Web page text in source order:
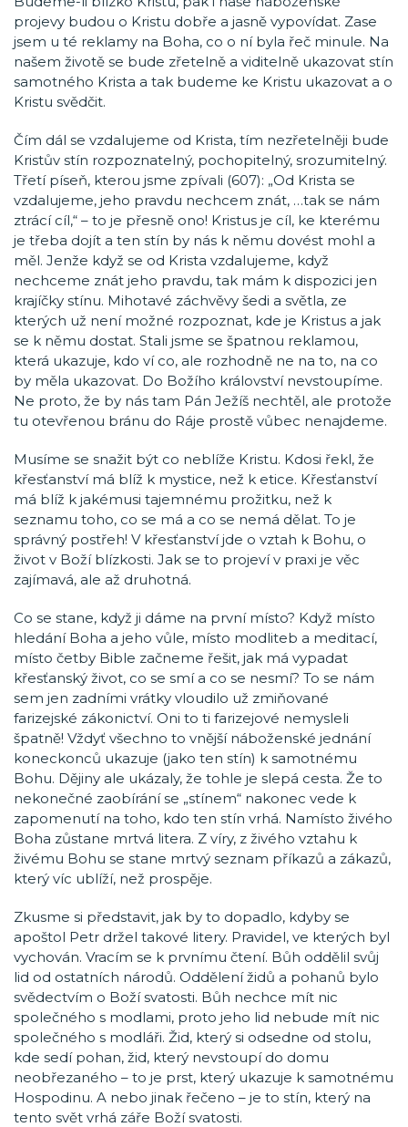
projevy budou o Kristu dobře a jasně vypovídat. Zase
jsem u té reklamy na Boha, co o ní byla řeč minule. Na
našem životě se bude zřetelně a viditelně ukazovat stín
samotného Krista a tak budeme ke Kristu ukazovat a o
Kristu svědčit.
Čím dál se vzdalujeme od Krista, tím nezřetelněji bude
Kristův stín rozpoznatelný, pochopitelný, srozumitelný.
Třetí píseň, kterou jsme zpívali (607): „Od Krista se
vzdalujeme, jeho pravdu nechcem znát, …tak se nám
ztrácí cíl,“ – to je přesně ono! Kristus je cíl, ke kterému
je třeba dojít a ten stín by nás k němu dovést mohl a
měl. Jenže když se od Krista vzdalujeme, když
nechceme znát jeho pravdu, tak mám k dispozici jen
krajíčky stínu. Mihotavé záchvěvy šedi a světla, ze
kterých už není možné rozpoznat, kde je Kristus a jak
se k němu dostat. Stali jsme se špatnou reklamou,
která ukazuje, kdo ví co, ale rozhodně ne na to, na co
by měla ukazovat. Do Božího království nevstoupíme.
Ne proto, že by nás tam Pán Ježíš nechtěl, ale protože
tu otevřenou bránu do Ráje prostě vůbec nenajdeme.
Musíme se snažit být co neblíže Kristu. Kdosi řekl, že
křesťanství má blíž k mystice, než k etice. Křesťanství
má blíž k jakémusi tajemnému prožitku, než k
seznamu toho, co se má a co se nemá dělat. To je
správný postřeh! V křesťanství jde o vztah k Bohu, o
život v Boží blízkosti. Jak se to projeví v praxi je věc
zajímavá, ale až druhotná.
Co se stane, když ji dáme na první místo? Když místo
hledání Boha a jeho vůle, místo modliteb a meditací,
místo četby Bible začneme řešit, jak má vypadat
křesťanský život, co se smí a co se nesmí? To se nám
sem jen zadními vrátky vloudilo už zmiňované
farizejské zákonictví. Oni to ti farizejové nemysleli
špatně! Vždyť všechno to vnější náboženské jednání
koneckonců ukazuje (jako ten stín) k samotnému
Bohu. Dějiny ale ukázaly, že tohle je slepá cesta. Že to
nekonečné zaobírání se „stínem“ nakonec vede k
zapomenutí na toho, kdo ten stín vrhá. Namísto živého
Boha zůstane mrtvá litera. Z víry, z živého vztahu k
živému Bohu se stane mrtvý seznam příkazů a zákazů,
který víc ublíží, než prospěje.
Zkusme si představit, jak by to dopadlo, kdyby se
apoštol Petr držel takové litery. Pravidel, ve kterých byl
vychován. Vracím se k prvnímu čtení. Bůh oddělil svůj
lid od ostatních národů. Oddělení židů a pohanů bylo
svědectvím o Boží svatosti. Bůh nechce mít nic
společného s modlami, proto jeho lid nebude mít nic
společného s modláři. Žid, který si odsedne od stolu,
kde sedí pohan, žid, který nevstoupí do domu
neobřezaného – to je prst, který ukazuje k samotnému
Hospodinu. A nebo jinak řečeno – je to stín, který na
tento svět vrhá záře Boží svatosti.